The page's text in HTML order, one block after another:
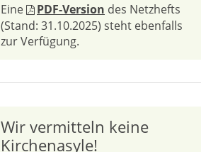
Eine
PDF-Version des Netzhefts
(Stand: 31.10.2025) steht ebenfalls
zur Verfügung.
Wir vermitteln keine
Kirchenasyle!